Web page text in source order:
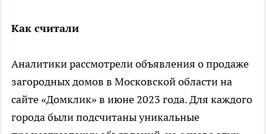
Как считали
Аналитики рассмотрели объявления о продаже
загородных домов в Московской области на
сайте «Домклик» в июне 2023 года. Для каждого
города были подсчитаны уникальные